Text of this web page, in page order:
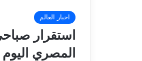
اخبار العالم
استقرار
المصري اليوم 7 نوفمبر